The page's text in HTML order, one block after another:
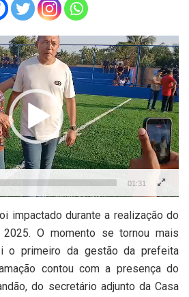
01:31
impactado durante a realização do
2025. O momento se tornou mais
o primeiro da gestão da prefeita
contou com a presença do
do secretário adjunto da Casa